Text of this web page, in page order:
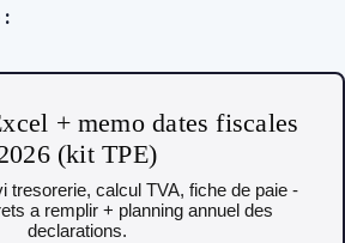
+ memo dates fiscales
(kit TPE)
tresorerie, calcul TVA, fiche de paie -
a remplir + planning annuel des
declarations.